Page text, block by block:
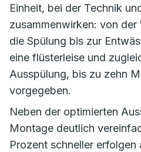
Einheit, bei der Technik
zusammenwirken: von
die Spülung bis zur
eine flüsterleise und
Ausspülung, bis zu zehn
vorgegeben.
Neben der optimierten
Montage deutlich
Prozent schneller erfolgen